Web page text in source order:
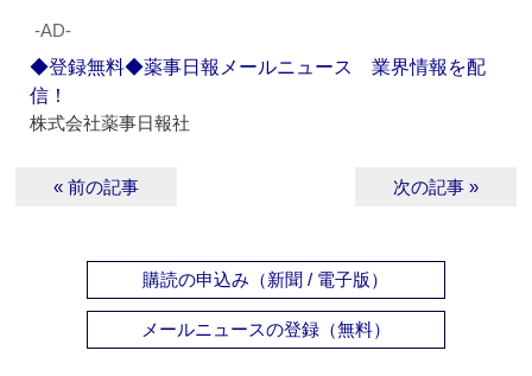
‐AD‐
◆登録無料◆薬事日報メールニュース 業界情報を配
信！
株式会社薬事日報社
« 前の記事 次の記事 »
購読の申込み（新聞 / 電子版）
メールニュースの登録（無料）